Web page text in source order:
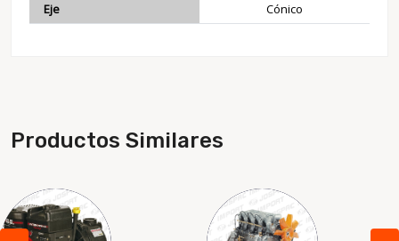
Eje
Cónico
Productos Similares